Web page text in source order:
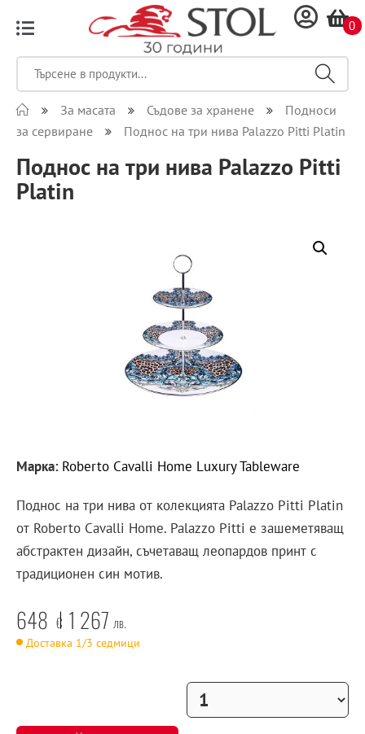
0
За масата Съдове за хранене
Подноси
за сервиране
Поднос на три нива Palazzo Pitti Platin
Поднос на три нива Palazzo Pitti
Platin
Марка: Roberto Cavalli Home Luxury Tableware
Поднос на три нива от колекцията Palazzo Pitti Platin
от Roberto Cavalli Home. Palazzo Pitti е зашеметяващ
абстрактен дизайн, съчетаващ леопардов принт с
традиционен син мотив.
648 € 1 267 лв.
Доставка 1/3 седмици